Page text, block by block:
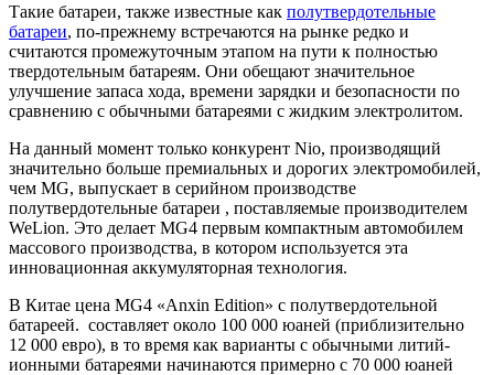
Такие батареи, также известные как полутвердотельные
батареи, по-прежнему встречаются на рынке редко и
считаются промежуточным этапом на пути к полностью
твердотельным батареям. Они обещают значительное
улучшение запаса хода, времени зарядки и безопасности по
сравнению с обычными батареями с жидким электролитом.
На данный момент только конкурент Nio, производящий
значительно больше премиальных и дорогих электромобилей,
чем MG, выпускает в серийном производстве
полутвердотельные батареи , поставляемые производителем
WeLion. Это делает MG4 первым компактным автомобилем
массового производства, в котором используется эта
инновационная аккумуляторная технология.
В Китае цена MG4 «Anxin Edition» с полутвердотельной
батареей. составляет около 100 000 юаней (приблизительно
12 000 евро), в то время как варианты с обычными литий-
ионными батареями начинаются примерно с 70 000 юаней